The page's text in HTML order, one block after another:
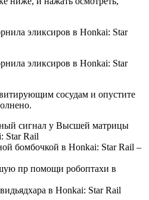
сосудам и опустите
сигнал у Высшей матрицы
Star Rail
бомбочкой в Honkai: Star Rail –
пр помощи робоптахи в
в Honkai: Star Rail